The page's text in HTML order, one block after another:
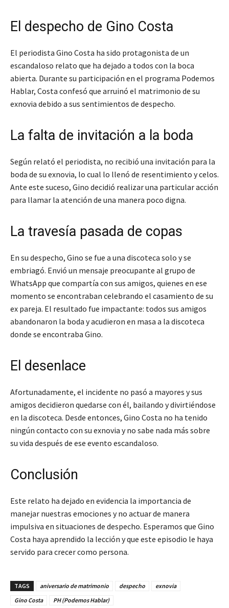
El despecho de Gino Costa
El periodista Gino Costa ha sido protagonista de un
escandaloso relato que ha dejado a todos con la boca
abierta. Durante su participación en el programa Podemos
Hablar, Costa confesó que arruinó el matrimonio de su
exnovia debido a sus sentimientos de despecho.
La falta de invitación a la boda
Según relató el periodista, no recibió una invitación para la
boda de su exnovia, lo cual lo llenó de resentimiento y celos.
Ante este suceso, Gino decidió realizar una particular acción
para llamar la atención de una manera poco digna.
La travesía pasada de copas
En su despecho, Gino se fue a una discoteca solo y se
embriagó. Envió un mensaje preocupante al grupo de
WhatsApp que compartía con sus amigos, quienes en ese
momento se encontraban celebrando el casamiento de su
ex pareja. El resultado fue impactante: todos sus amigos
abandonaron la boda y acudieron en masa a la discoteca
donde se encontraba Gino.
El desenlace
Afortunadamente, el incidente no pasó a mayores y sus
amigos decidieron quedarse con él, bailando y divirtiéndose
en la discoteca. Desde entonces, Gino Costa no ha tenido
ningún contacto con su exnovia y no sabe nada más sobre
su vida después de ese evento escandaloso.
Conclusión
Este relato ha dejado en evidencia la importancia de
manejar nuestras emociones y no actuar de manera
impulsiva en situaciones de despecho. Esperamos que Gino
Costa haya aprendido la lección y que este episodio le haya
servido para crecer como persona.
TAGS aniversario de matrimonio despecho
exnovia
Gino Costa
PH (Podemos Hablar)